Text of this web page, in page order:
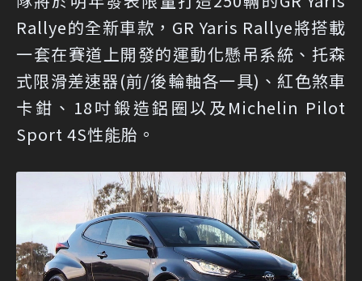
Rallye的全新車款，GR Yaris Rallye將搭載
一套在賽道上開發的運動化懸吊系統、托森
式限滑差速器(前/後輪軸各一具)、紅色煞車
卡鉗、18吋鍛造鋁圈以及Michelin Pilot
Sport 4S性能胎。